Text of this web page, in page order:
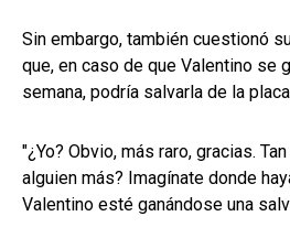
Sin embargo, también cuestionó
que, en caso de que Valentino se
semana, podría salvarla de la
"¿Yo? Obvio, más raro, gracias.
alguien más? Imagínate donde
Valentino esté ganándose una